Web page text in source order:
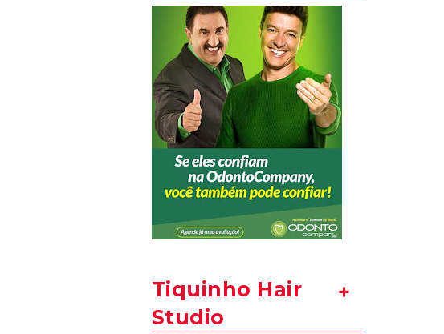
Tiquinho Hair
Studio